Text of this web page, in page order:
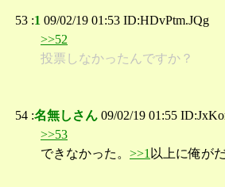
53 :1 09/02/19 01:53 ID:HDvPtm.JQg
>>52
投票しなかったんですか？
54 :名無しさん 09/02/19 01:55
>>53
できなかった。 >>1 以上に俺が